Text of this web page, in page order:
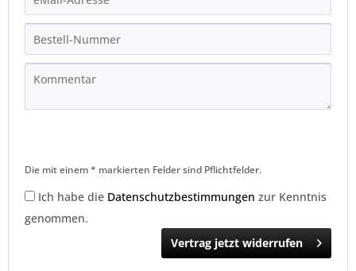
Die mit einem * markierten Felder sind Pflichtfelder.
Ich habe die Datenschutzbestimmungen zur Kenntnis
genommen.
Vertrag jetzt widerrufen